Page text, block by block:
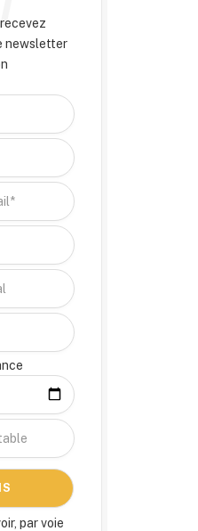
newsletter
par voie